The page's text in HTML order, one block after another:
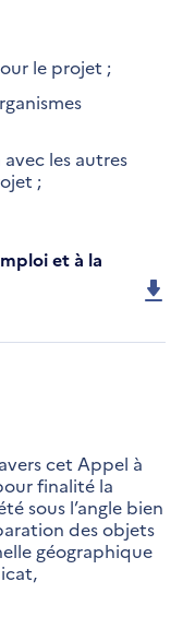
le projet ;
les autres
;
et à la
cet Appel à
finalité la
sous l’angle bien
des objets
géographique